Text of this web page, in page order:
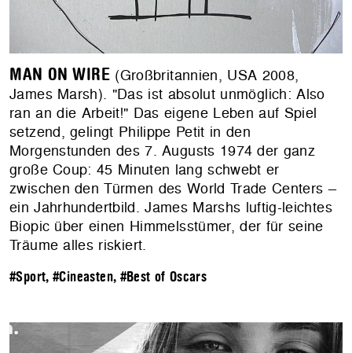
MAN ON WIRE (Großbritannien, USA 2008,
James Marsh). "Das ist absolut unmöglich: Also
ran an die Arbeit!" Das eigene Leben auf Spiel
setzend, gelingt Philippe Petit in den
Morgenstunden des 7. Augusts 1974 der ganz
große Coup: 45 Minuten lang schwebt er
zwischen den Türmen des World Trade Centers –
ein Jahrhundertbild. James Marshs luftig-leichtes
Biopic über einen Himmelsstümer, der für seine
Träume alles riskiert.
#Sport,#Cineasten, #Best of Oscars